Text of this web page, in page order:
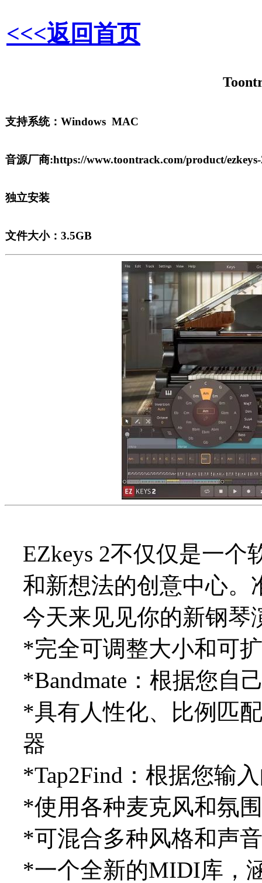
<<<返回首页
支持系统：Windows MAC
音源厂商:https://www.toontrack.com/product/
独立安装
文件大小：3.5GB
EZkeys 2不仅仅是一
和新想法的创意中心。
今天来见见你的新钢琴
*完全可调整大小和可
*Bandmate：根据您自
*具有人性化、比例匹
器
*Tap2Find：根据您输
*使用各种麦克风和氛
*可混合多种风格和声
*一个全新的MIDI库，